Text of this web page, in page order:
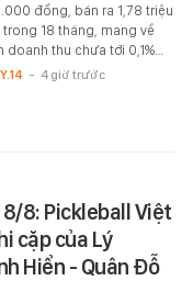
đồng, bán ra 1,78 triệu
trong 18 tháng, mang về
doanh thu chưa tới 0,1%…
- 4 giờ trước
8/8: Pickleball Việt
cặp của Lý
Hiển - Quân Đỗ